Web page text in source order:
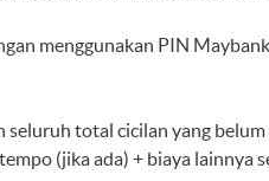
menggunakan PIN
total cicilan yang
(jika ada) + biaya lainnya